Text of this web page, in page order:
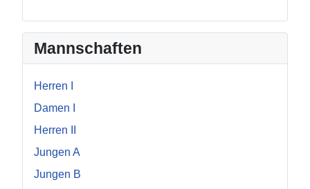
Mannschaften
Herren I
Damen I
Herren II
Jungen A
Jungen B